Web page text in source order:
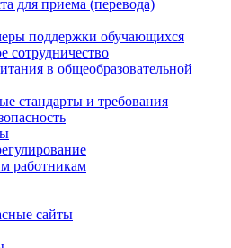
для приема (перевода)
поддержки обучающихся
сотрудничество
в общеобразовательной
стандарты и требования
работникам
сайты